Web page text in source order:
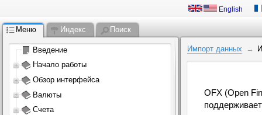
English
Меню Индекс Поиск
Введение
Начало работы
Обзор интерфейса
Валюты
Счета
Импорт данных
OFX (Open